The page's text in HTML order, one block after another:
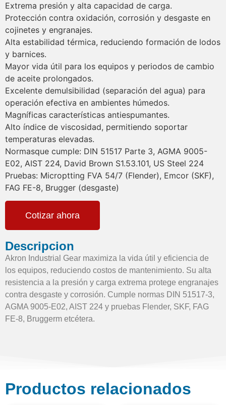
Extrema presión y alta capacidad de carga.
Protección contra oxidación, corrosión y desgaste en
cojinetes y engranajes.
Alta estabilidad térmica, reduciendo formación de lodos
y barnices.
Mayor vida útil para los equipos y periodos de cambio
de aceite prolongados.
Excelente demulsibilidad (separación del agua) para
operación efectiva en ambientes húmedos.
Magníficas características antiespumantes.
Alto índice de viscosidad, permitiendo soportar
temperaturas elevadas.
Normasque cumple: DIN 51517 Parte 3, AGMA 9005-
E02, AIST 224, David Brown S1.53.101, US Steel 224
Pruebas: Microptting FVA 54/7 (Flender), Emcor (SKF),
FAG FE-8, Brugger (desgaste)
Cotizar ahora
Descripcion
Akron Industrial Gear maximiza la vida útil y eficiencia de
los equipos, reduciendo costos de mantenimiento. Su alta
resistencia a la presión y carga extrema protege engranajes
contra desgaste y corrosión. Cumple normas DIN 51517-3,
AGMA 9005-E02, AIST 224 y pruebas Flender, SKF, FAG
FE-8, Bruggerm etcétera.
Productos relacionados